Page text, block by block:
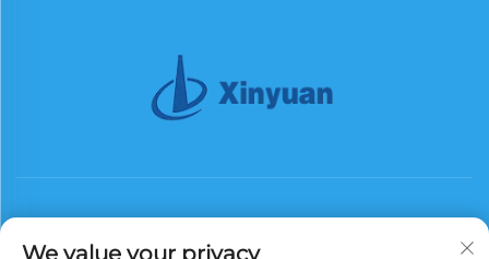
We value your privacy